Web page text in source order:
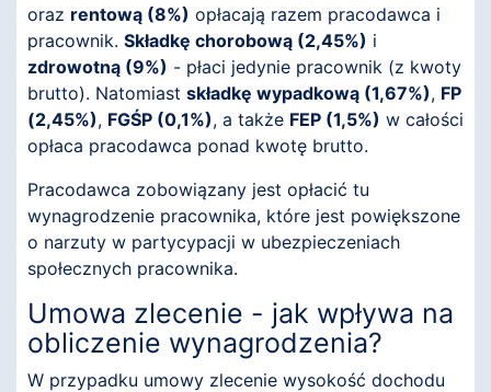
oraz rentową (8%) opłacają razem pracodawca i
pracownik. Składkę chorobową (2,45%) i
zdrowotną (9%) - płaci jedynie pracownik (z kwoty
brutto). Natomiast składkę wypadkową (1,67%), FP
(2,45%), FGŚP (0,1%), a także FEP (1,5%) w całości
opłaca pracodawca ponad kwotę brutto.
Pracodawca zobowiązany jest opłacić tu
wynagrodzenie pracownika, które jest powiększone
o narzuty w partycypacji w ubezpieczeniach
społecznych pracownika.
Umowa zlecenie - jak wpływa na
obliczenie wynagrodzenia?
W przypadku umowy zlecenie wysokość dochodu